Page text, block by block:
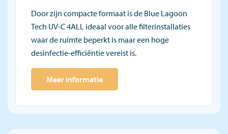
Door zijn compacte formaat is de Blue Lagoon
Tech UV-C 4ALL ideaal voor alle filterinstallaties
waar de ruimte beperkt is maar een hoge
desinfectie-efficiëntie vereist is.
Meer informatie